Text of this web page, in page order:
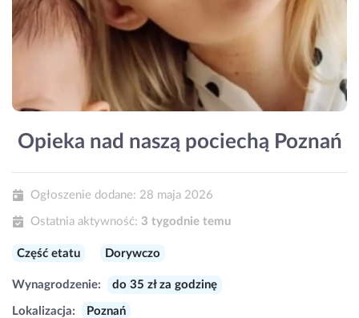
Opieka nad naszą pociechą Poznań
Ogłoszenie dodane: 28 maja 2026
Ostatnia aktywność: 3 tygodnie temu
Część etatu Dorywczo
Wynagrodzenie: do 35 zł za godzinę
Lokalizacja: Poznań